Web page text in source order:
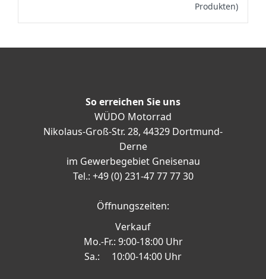
Produkten)
So erreichen Sie uns
WÜDO Motorrad
Nikolaus-Groß-Str. 28, 44329 Dortmund-
Derne
im Gewerbegebiet Gneisenau
Tel.: +49 (0) 231-47 77 77 30
Öffnungszeiten:
Verkauf
Mo.-Fr.: 9:00-18:00 Uhr
Sa.: 10:00-14:00 Uhr